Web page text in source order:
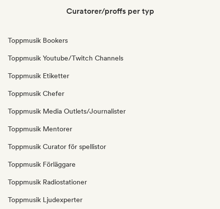
Curatorer/proffs per typ
Toppmusik Bookers
Toppmusik Youtube/Twitch Channels
Toppmusik Etiketter
Toppmusik Chefer
Toppmusik Media Outlets/Journalister
Toppmusik Mentorer
Toppmusik Curator för spellistor
Toppmusik Förläggare
Toppmusik Radiostationer
Toppmusik Ljudexperter